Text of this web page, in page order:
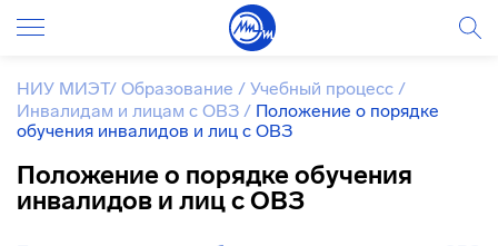
НИУ МИЭТ/ Образование / Учебный процесс /
Инвалидам и лицам с ОВЗ / Положение о порядке
обучения инвалидов и лиц с ОВЗ
Положение о порядке обучения
инвалидов и лиц с ОВЗ